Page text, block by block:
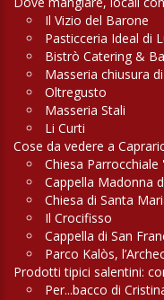
Il Vizio del Barone
Pasticceria Ideal di
Bistrò Catering &
Masseria chiusura di
Oltregusto
Masseria Stali
Li Curti
Cose da vedere a
Chiesa
Cappella Madonna
Chiesa di Santa
Il Crocifisso
Cappella di San
Parco Kalòs,
Prodotti tipici salentini:
Per...bacco di